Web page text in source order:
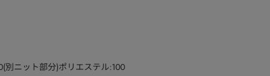
別ニット部分)ポリエステル:100